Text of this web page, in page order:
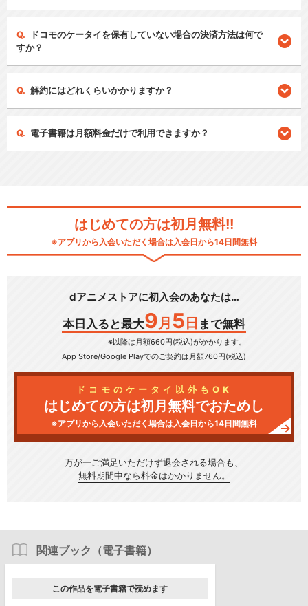
ドコモのケータイを保有していない場合の決済方法は何で
すか？
解約にはどれくらいかかりますか？
電子書籍は月額料金だけで利用できますか？
はじめての方は初月無料!!
※アプリから入会いただく場合は入会日から14日間無料
dアニメストアに初入会のあなたは…
本日入ると最大9 月 5 日 まで無料
※以降は月額660円(税込)がかかります。
App Store/Google Playでのご契約は月額760円(税込)
ドコモのケータイ以外もOK
はじめての方は初月無料でおためし
※アプリから入会いただく場合は入会日から14日間無料
万が一ご満足いただけず退会される場合も、
無料期間中なら料金はかかりません。
関連ブック（電子書籍）
この作品を電子書籍で読めます